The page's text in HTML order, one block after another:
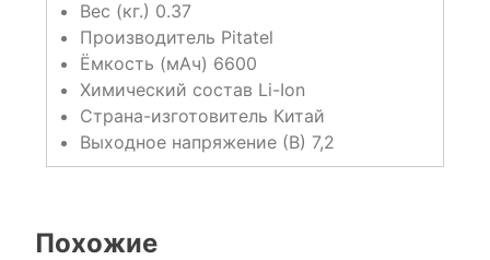
Вес (кг.) 0.37
Производитель Pitatel
Ёмкость (мАч) 6600
Химический состав Li-Ion
Страна-изготовитель Китай
Выходное напряжение (В) 7,2
Похожие